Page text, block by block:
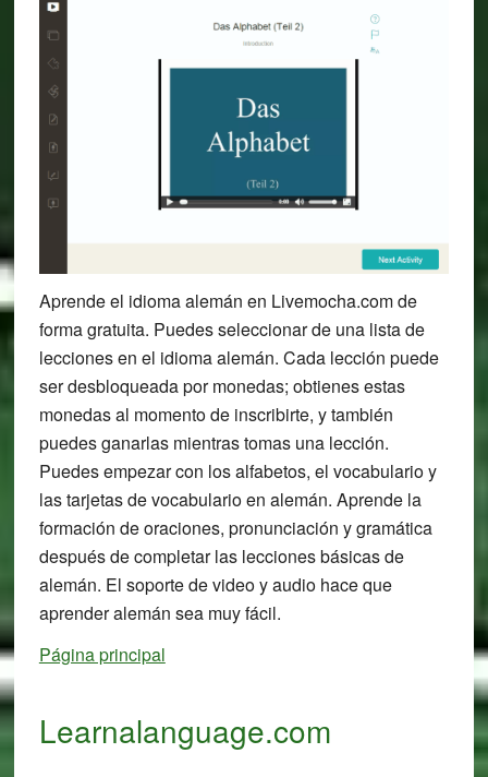
Aprende el idioma alemán en Livemocha.com de
forma gratuita. Puedes seleccionar de una lista de
lecciones en el idioma alemán. Cada lección puede
ser desbloqueada por monedas; obtienes estas
monedas al momento de inscribirte, y también
puedes ganarlas mientras tomas una lección.
Puedes empezar con los alfabetos, el vocabulario y
las tarjetas de vocabulario en alemán. Aprende la
formación de oraciones, pronunciación y gramática
después de completar las lecciones básicas de
alemán. El soporte de video y audio hace que
aprender alemán sea muy fácil.
Página principal
Learnalanguage.com